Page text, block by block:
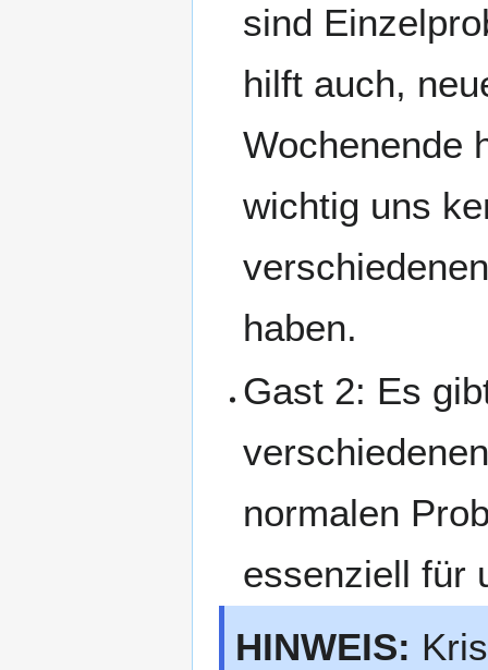
sind
hilft auch,
Wochenende
wichtig uns
haben.
Gast 2: Es
normalen
essenziell für
HINWEIS: